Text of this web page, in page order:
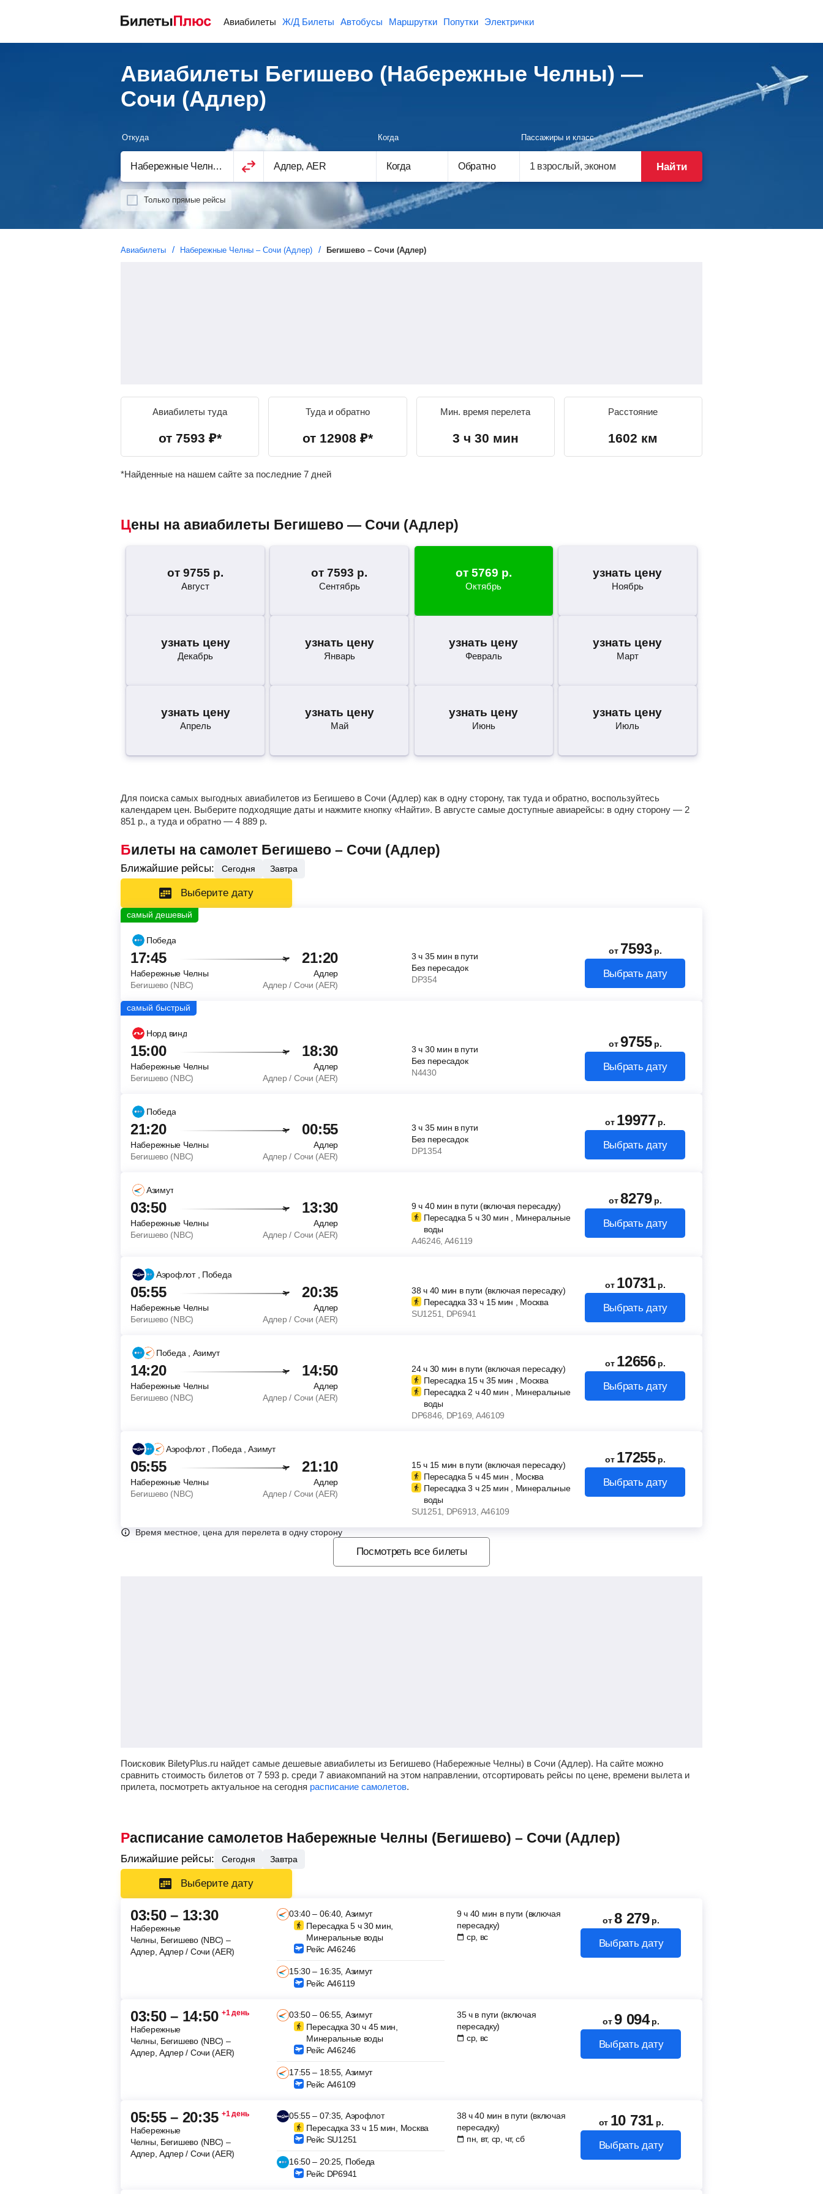
Авиабилеты Ж/Д Билеты Автобусы Маршрутки Попутки Электрички
Авиабилеты Бегишево (Набережные Челны) —
Сочи (Адлер)
Откуда Куда
Когда
Когда
Обратно
Пассажиры и класс
Только прямые рейсы
Найти
Авиабилеты Набережные Челны – Сочи (Адлер) Бегишево – Сочи (Адлер)
Авиабилеты туда
от 7593 ₽*
Туда и обратно
от 12908 ₽*
Мин. время перелета
3 ч 30 мин
Расстояние
1602 км
*Найденные на нашем сайте за последние 7 дней
Цены на авиабилеты Бегишево — Сочи (Адлер)
от9755 р.
Август
от7593 р.
Сентябрь
от 5769 р.
Октябрь
узнать цену
Ноябрь
узнать цену
Декабрь
узнать цену
Январь
узнать цену
Февраль
узнать цену
Март
узнать цену
Апрель
узнать цену
Май
узнать цену
Июнь
узнать цену
Июль
Для поиска самых выгодных авиабилетов из Бегишево в Сочи (Адлер) как в одну сторону, так туда и обратно, воспользуйтесь
календарем цен. Выберите подходящие даты и нажмите кнопку «Найти». В августе самые доступные авиарейсы: в одну сторону — 2
851 р., а туда и обратно — 4 889 р.
Билеты на самолет Бегишево – Сочи (Адлер)
Ближайшие рейсы: Сегодня Завтра
Выберите дату
Победа
17:45 21:20
Набережные Челны
Адлер
Бегишево (NBC)
Адлер / Сочи (AER)
3ч 35 мин в пути
Без пересадок
DP354
от 7593 р.
Выбрать дату
Норд винд
15:00 18:30
Набережные Челны
Адлер
Бегишево (NBC)
Адлер / Сочи (AER)
3ч 30 мин в пути
Без пересадок
N4430
от9755 р.
Выбрать дату
Победа
21:20 00:55
Набережные Челны
Адлер
Бегишево (NBC)
Адлер / Сочи (AER)
3ч 35 мин в пути
Без пересадок
DP1354
от 19977 р.
Выбрать дату
Азимут
03:50 13:30
Набережные Челны
Адлер
Бегишево (NBC)
Адлер / Сочи (AER)
9ч 40 мин в пути (включая пересадку)
Пересадка 5 ч30 мин , Минеральные
воды
A46246 , A46119
от8279 р.
Выбрать дату
Аэрофлот , Победа
05:55 20:35
Набережные Челны
Адлер
Бегишево (NBC)
Адлер / Сочи (AER)
38ч40 мин в пути (включая пересадку)
Пересадка 33ч 15 мин , Москва
SU1251
, DP6941
от 10731 р.
Выбрать дату
Победа , Азимут
14:20 14:50
Набережные Челны
Адлер
Бегишево (NBC)
Адлер / Сочи (AER)
24ч30 мин в пути (включая пересадку)
Пересадка 15ч 35 мин , Москва
Пересадка 2 ч40 мин , Минеральные
воды
DP6846 , DP169 , A46109
от 12656 р.
Выбрать дату
Аэрофлот , Победа , Азимут
05:55 21:10
Набережные Челны
Адлер
Бегишево (NBC)
Адлер / Сочи (AER)
15ч15 мин в пути (включая пересадку)
Пересадка 5 ч45 мин , Москва
Пересадка 3 ч25 мин , Минеральные
воды
SU1251
, DP6913 , A46109
от 17255 р.
Выбрать дату
Время местное, цена для перелета в одну сторону
Посмотреть все билеты
Поисковик BiletyPlus.ru найдет самые дешевые авиабилеты из Бегишево (Набережные Челны) в Сочи (Адлер). На сайте можно
сравнить стоимость билетов от 7 593 р. среди 7 авиакомпаний на этом направлении, отсортировать рейсы по цене, времени вылета и
прилета, посмотреть актуальное на сегодня расписание самолетов.
Расписание самолетов Набережные Челны (Бегишево) – Сочи (Адлер)
Ближайшие рейсы: Сегодня Завтра
Выберите дату
03:50 – 13:30
Набережные
Челны, Бегишево (NBC) –
Адлер, Адлер / Сочи (AER)
03:40 – 06:40, Азимут
Пересадка 5 ч 30 мин,
Минеральные воды
Рейс A46246
15:30 – 16:35, Азимут
Рейс A46119
9 ч 40 мин в пути (включая
пересадку)
ср, вс
от8 279 р.
Выбрать дату
03:50 – 14:50 +1 день
Набережные
Челны, Бегишево (NBC) –
Адлер, Адлер / Сочи (AER)
03:50 – 06:55, Азимут
Пересадка 30 ч 45 мин,
Минеральные воды
Рейс A46246
17:55 – 18:55, Азимут
Рейс A46109
35 ч в пути (включая
пересадку)
ср, вс
от9 094 р.
Выбрать дату
05:55 – 20:35 +1 день
Набережные
Челны, Бегишево (NBC) –
Адлер, Адлер / Сочи (AER)
05:55 – 07:35, Аэрофлот
Пересадка 33 ч 15 мин, Москва
Рейс SU1251
16:50 – 20:25, Победа
Рейс DP6941
38 ч 40 мин в пути (включая
пересадку)
пн, вт, ср, чт, сб
от 10 731 р.
Выбрать дату